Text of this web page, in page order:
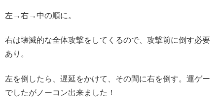
左→右→中の順に。
右は壊滅的な全体攻撃をしてくるので、攻撃前に倒す必要
あり。
左を倒したら、遅延をかけて、その間に右を倒す。運ゲー
でしたがノーコン出来ました！